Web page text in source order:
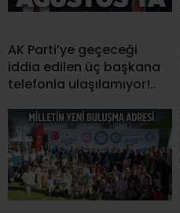
AK Parti’ye geçeceği
iddia edilen üç başkana
telefonla ulaşılamıyor!..